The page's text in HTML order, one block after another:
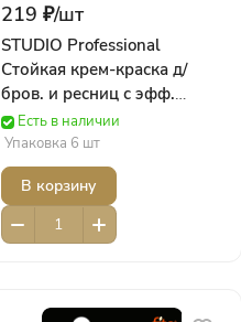
219 ₽/шт
STUDIO Professional
Стойкая крем-краска д/
бров. и ресниц с эфф.
татуажа Темно-коричневая
(30/20 мл) Роколор
Есть в наличии
Упаковка 6 шт
В корзину